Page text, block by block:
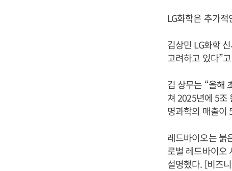
LG화학은 추가
김상민 LG화학
고려하고 있다”
김 상무는 “올해
쳐 2025년에 5조
명과학의 매출이
레드바이오는 붉
로벌 레드바이오
설명했다. [비즈